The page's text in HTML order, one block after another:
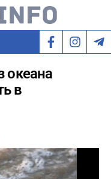
океана
в